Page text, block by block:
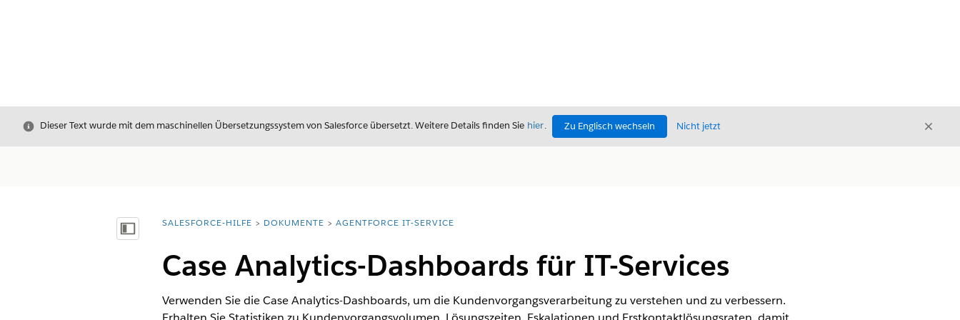
Schließen
Dieser Text wurde mit dem maschinellen Übersetzungssystem von Salesforce übersetzt. Weitere Details finden Sie hier. Zu Englisch wechseln Nicht jetzt
Inhalt anzeigenSie befinden sich hier:
SALESFORCE-HILFE DOKUMENTE AGENTFORCE IT-SERVICE
Case Analytics-Dashboards für IT-Services
Verwenden Sie die Case Analytics-Dashboards, um die Kundenvorgangsverarbeitung zu verstehen und zu verbessern.